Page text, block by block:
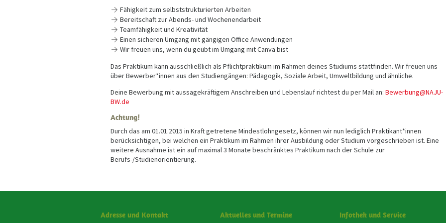
Fähigkeit zum selbststrukturierten Arbeiten
Bereitschaft zur Abends- und Wochenendarbeit
Teamfähigkeit und Kreativität
Einen sicheren Umgang mit gängigen Office Anwendungen
Wir freuen uns, wenn du geübt im Umgang mit Canva bist
Das Praktikum kann ausschließlich als Pflichtpraktikum im Rahmen deines Studiums stattfinden. Wir freuen uns
über Bewerber*innen aus den Studiengängen: Pädagogik, Soziale Arbeit, Umweltbildung und ähnliche.
Deine Bewerbung mit aussagekräftigem Anschreiben und Lebenslauf richtest du per Mail an: Bewerbung@NAJU-
BW.de
Achtung!
Durch das am 01.01.2015 in Kraft getretene Mindestlohngesetz, können wir nun lediglich Praktikant*innen
berücksichtigen, bei welchen ein Praktikum im Rahmen ihrer Ausbildung oder Studium vorgeschrieben ist. Eine
weitere Ausnahme ist ein auf maximal 3 Monate beschränktes Praktikum nach der Schule zur
Berufs-/Studienorientierung.
Adresse und Kontakt Aktuelles und Termine Infothek und Service